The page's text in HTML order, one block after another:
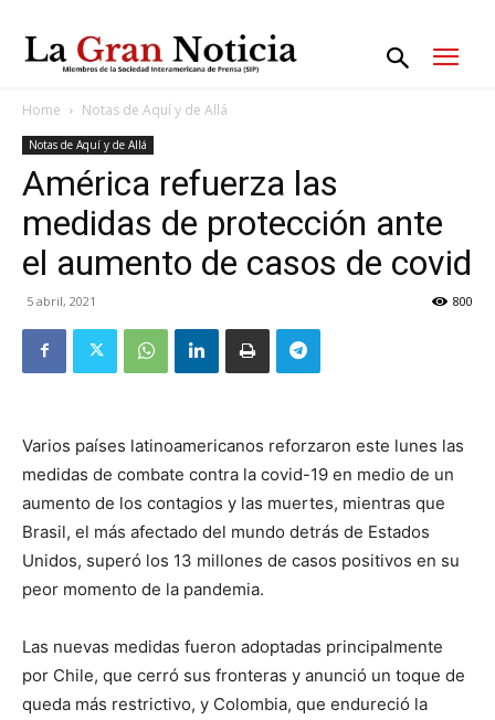
Home Notas de Aquí y de Allá
Notas de Aquí y de Allá
América refuerza las
medidas de protección ante
el aumento de casos de covid
5 abril, 2021 800
Varios países latinoamericanos reforzaron este lunes las
medidas de combate contra la covid-19 en medio de un
aumento de los contagios y las muertes, mientras que
Brasil, el más afectado del mundo detrás de Estados
Unidos, superó los 13 millones de casos positivos en su
peor momento de la pandemia.
Las nuevas medidas fueron adoptadas principalmente
por Chile, que cerró sus fronteras y anunció un toque de
queda más restrictivo, y Colombia, que endureció la